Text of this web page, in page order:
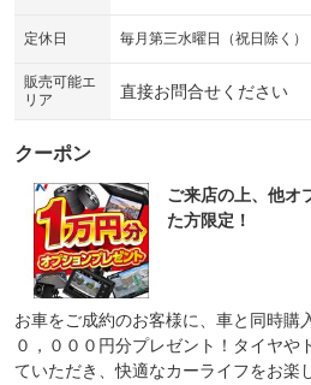
定休日 毎月第三水曜日（祝日除く
販売可能エ
リア
直接お問合せください
クーポン
ご来店の上、他オ
た方限定！
お車をご成約のお客様に、車と同時購
０，０００円分プレゼント！タイヤや
ていただき、快適なカーライフをお楽